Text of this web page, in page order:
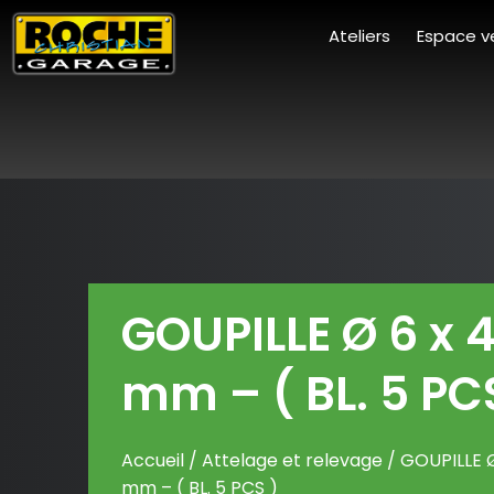
Ateliers Espace
GOUPILLE Ø 6 x
mm – ( BL. 5
Accueil / Attelage et relevage / GOUPILLE
mm – ( BL. 5 PCS )